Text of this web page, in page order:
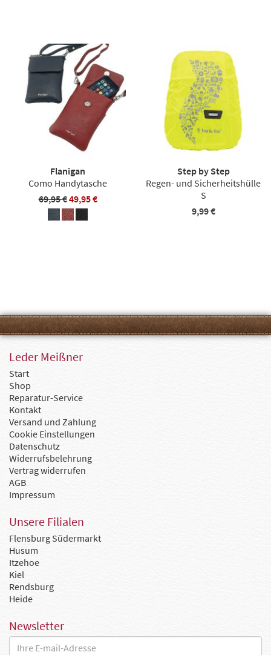
Flanigan
Como Handytasche
69,95 €49,95 €
Step by Step
Regen- und Sicherheitshülle
S
9,99 €
Leder Meißner
Start
Shop
Reparatur-Service
Kontakt
Versand und Zahlung
Cookie Einstellungen
Datenschutz
Widerrufsbelehrung
Vertrag widerrufen
AGB
Impressum
Unsere Filialen
Flensburg Südermarkt
Husum
Itzehoe
Kiel
Rendsburg
Heide
Newsletter